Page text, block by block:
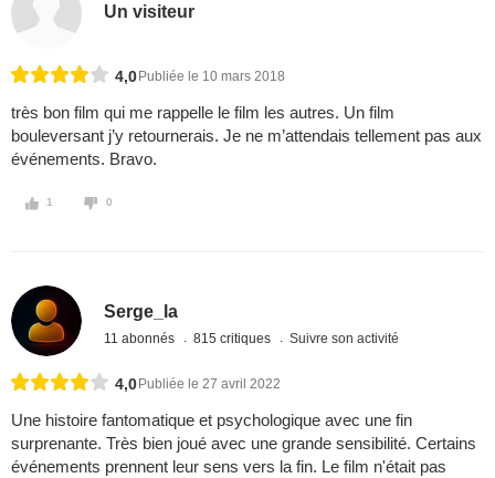
Un visiteur
4,0 Publiée le 10 mars 2018
très bon film qui me rappelle le film les autres. Un film
bouleversant j’y retournerais. Je ne m’attendais tellement pas aux
événements. Bravo.
1 0
Serge_la
11 abonnés 815 critiques Suivre son activité
4,0 Publiée le 27 avril 2022
Une histoire fantomatique et psychologique avec une fin
surprenante. Très bien joué avec une grande sensibilité. Certains
événements prennent leur sens vers la fin. Le film n'était pas